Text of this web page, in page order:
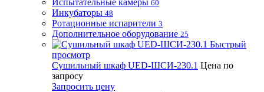
Испытательные камеры 60
Инкубаторы 48
Ротационные испарители 3
Дополнительное оборудование 25
Быстрый
просмотр
Сушильный шкаф UED-ШСИ-230.1 Цена по
запросу
Запросить цену